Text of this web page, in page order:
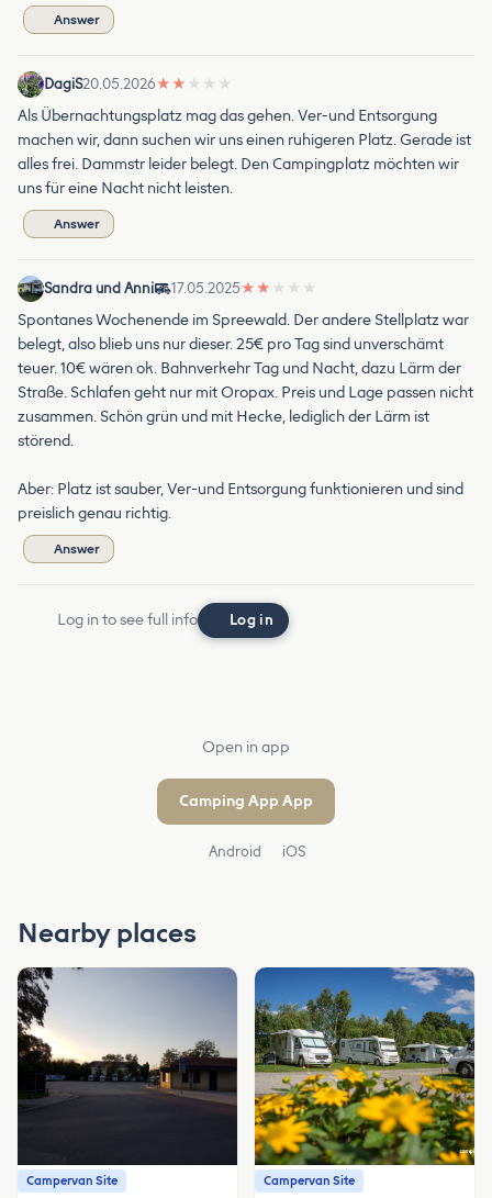
Answer
DagiS20.05.2026★ ★ ★ ★ ★
Als Übernachtungsplatz mag das gehen. Ver-und Entsorgung
machen wir, dann suchen wir uns einen ruhigeren Platz. Gerade ist
alles frei. Dammstr leider belegt. Den Campingplatz möchten wir
uns für eine Nacht nicht leisten.
Answer
Sandra und Anni 17.05.2025★ ★ ★ ★ ★
Spontanes Wochenende im Spreewald. Der andere Stellplatz war
belegt, also blieb uns nur dieser. 25€ pro Tag sind unverschämt
teuer. 10€ wären ok. Bahnverkehr Tag und Nacht, dazu Lärm der
Straße. Schlafen geht nur mit Oropax. Preis und Lage passen nicht
zusammen. Schön grün und mit Hecke, lediglich der Lärm ist
störend.
Aber: Platz ist sauber, Ver-und Entsorgung funktionieren und sind
preislich genau richtig.
Answer
Log in to see full info Log in
Open in app
Camping App App
Android iOS
Nearby places
Campervan Site Campervan Site